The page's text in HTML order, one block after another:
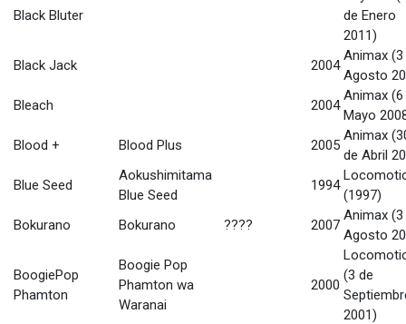
Black Bluter
de Enero
2011)
Black Jack
2004
Animax (3
Agosto
Bleach
2004
Animax (6
Mayo
Blood +
Blood Plus 2005
Animax
de Abril
Blue Seed
Aokushimitama
Blue Seed
1994
(1997)
Bokurano
Bokurano ???? 2007
Animax (3
Agosto
BoogiePop
Phamton
Boogie Pop
Phamton wa
Waranai
2000
(3 de
2001)